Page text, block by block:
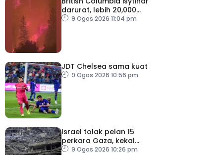
darurat, lebih 20,000
penduduk dipindahkan
9 Ogos 2026 11:04 pm
JDT Chelsea sama kuat
9 Ogos 2026 10:56 pm
Israel tolak pelan 15
perkara Gaza, kekal
desak Hamas lucut
9 Ogos 2026 10:26 pm